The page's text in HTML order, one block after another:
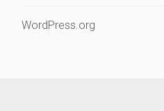
WordPress.org